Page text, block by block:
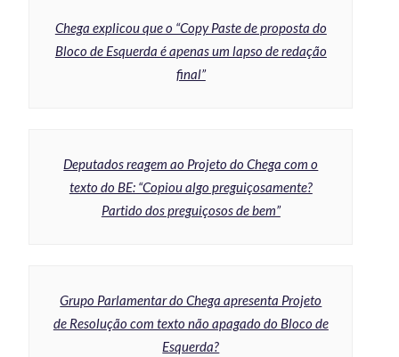
Chega explicou que o “Copy Paste de proposta do
Bloco de Esquerda é apenas um lapso de redação
final”
Deputados reagem ao Projeto do Chega com o
texto do BE: “Copiou algo preguiçosamente?
Partido dos preguiçosos de bem”
Grupo Parlamentar do Chega apresenta Projeto
de Resolução com texto não apagado do Bloco de
Esquerda?